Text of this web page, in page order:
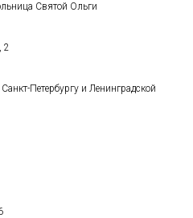
Святой Ольги
2
Петербургу и Ленинградской